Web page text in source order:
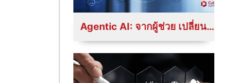
Agentic AI: จากผู้ช่วย เปลี่ยนสู่ผู้ตัดสินใจอัตโนมัติ